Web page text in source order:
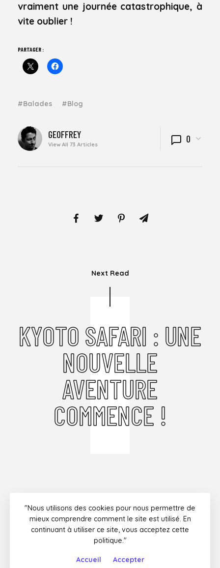
vraiment une journée catastrophique, à
vite oublier !
PARTAGER :
WRITTEN
BY
GEOFFREY
View All 73 Articles
Balades Blog
0
Next Read
KYOTO SAFARI : UNE
NOUVELLE
AVENTURE
COMMENCE !
© 2015-2021 Geoffrey Hugel - Suteki - Tous droits réservés
Instagram Facebook Twitter Youtube
Top
"Nous utilisons des cookies pour nous permettre de
mieux comprendre comment le site est utilisé. En
continuant à utiliser ce site, vous acceptez cette
politique."
Accueil Accepter